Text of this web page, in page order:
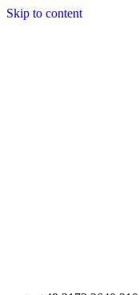
Skip to content